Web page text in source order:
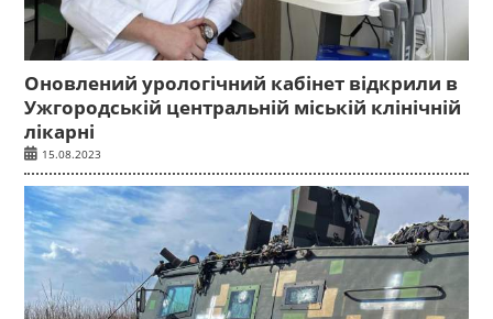
Оновлений урологічний кабінет відкрили в
Ужгородській центральній міській клінічній
лікарні
15.08.2023